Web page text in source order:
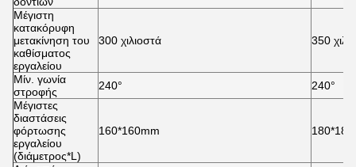
Μέγιστη
κατακόρυφη
μετακίνηση του
καθίσματος
εργαλείου
300 χιλιοστά 350
Μίν. γωνία
στροφής
240°
240°
Μέγιστες
διαστάσεις
φόρτωσης
εργαλείου
(διάμετρος*L)
160*160mm